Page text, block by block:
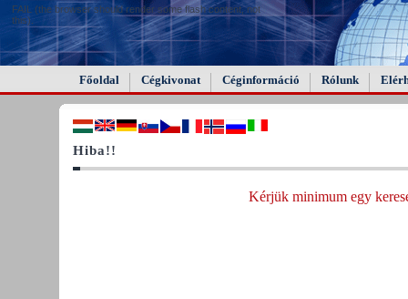
FAIL (the browser should render some flash content, not
this).
Főoldal Cégkivonat Céginformáció Rólunk
Hiba!!
Kérjük minimum egy